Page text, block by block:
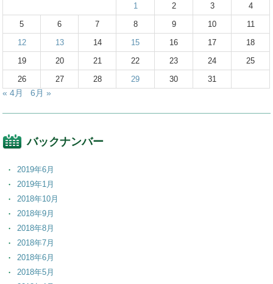
1
2 3
4
5
6 7 8 9 10
11
12
13 14 15 16 17
18
19
20 21 22 23 24
25
26
27 28 29 30 31
« 4月 6月 »
バックナンバー
2019年6月
2019年1月
2018年10月
2018年9月
2018年8月
2018年7月
2018年6月
2018年5月